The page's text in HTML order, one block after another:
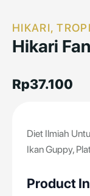
HIKARI,
Hikari
Rp37.100
Diet Ilmiah
Ikan Guppy,
Product